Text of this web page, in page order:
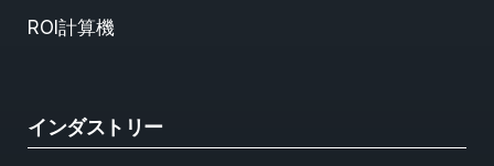
ROI計算機
インダストリー